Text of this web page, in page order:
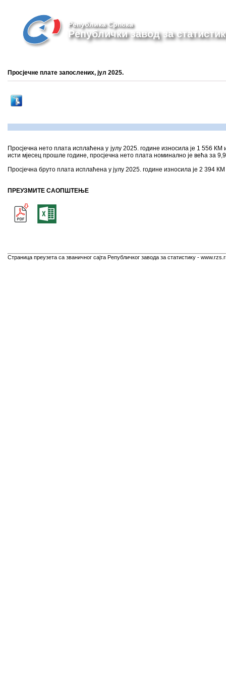
Република Српска
Републички завод за
Просјечне плате запослених, јул 2025.
Просјечна нето плата исплаћена у јулу 2025. године износила је 1 556
исти мјесец прошле године, просјечна нето плата номинално је већа за
Просјечна бруто плата исплаћена у јулу 2025. године износила је 2
ПРЕУЗМИТЕ САОПШТЕЊЕ
Страница преузета са званичног сајта Републичког завода за статистику -